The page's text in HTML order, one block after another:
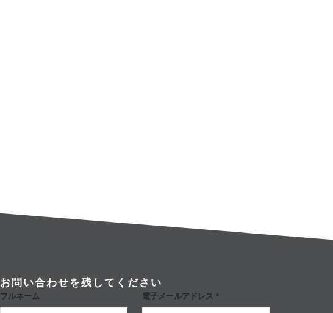
お問い合わせを残してください
フルネーム 電子メールアドレス *